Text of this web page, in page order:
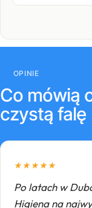
OPINIE
Co mówią
czystą falę
★★★★★
Po latach w
Higiena na